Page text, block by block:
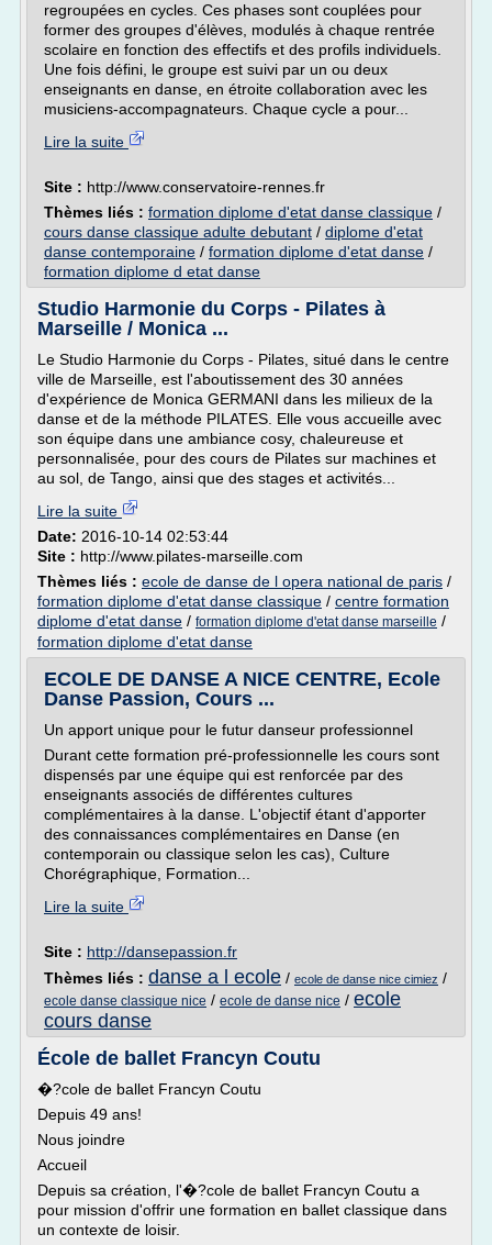
regroupées en cycles. Ces phases sont couplées pour
former des groupes d'élèves, modulés à chaque rentrée
scolaire en fonction des effectifs et des profils individuels.
Une fois défini, le groupe est suivi par un ou deux
enseignants en danse, en étroite collaboration avec les
musiciens-accompagnateurs. Chaque cycle a pour...
Lire la suite
Site : http://www.conservatoire-rennes.fr
Thèmes liés : formation diplome d'etat danse classique /
cours danse classique adulte debutant / diplome d'etat
danse contemporaine / formation diplome d'etat danse /
formation diplome d etat danse
Studio Harmonie du Corps - Pilates à
Marseille / Monica ...
Le Studio Harmonie du Corps - Pilates, situé dans le centre
ville de Marseille, est l'aboutissement des 30 années
d'expérience de Monica GERMANI dans les milieux de la
danse et de la méthode PILATES. Elle vous accueille avec
son équipe dans une ambiance cosy, chaleureuse et
personnalisée, pour des cours de Pilates sur machines et
au sol, de Tango, ainsi que des stages et activités...
Lire la suite
Date: 2016-10-14 02:53:44
Site : http://www.pilates-marseille.com
Thèmes liés : ecole de danse de l opera national de paris /
formation diplome d'etat danse classique / centre formation
diplome d'etat danse / formation diplome d'etat danse marseille /
formation diplome d'etat danse
ECOLE DE DANSE A NICE CENTRE, Ecole
Danse Passion, Cours ...
Un apport unique pour le futur danseur professionnel
Durant cette formation pré-professionnelle les cours sont
dispensés par une équipe qui est renforcée par des
enseignants associés de différentes cultures
complémentaires à la danse. L'objectif étant d'apporter
des connaissances complémentaires en Danse (en
contemporain ou classique selon les cas), Culture
Chorégraphique, Formation...
Lire la suite
Site : http://dansepassion.fr
Thèmes liés : danse a l ecole / ecole de danse nice cimiez /
ecole danse classique nice / ecole de danse nice / ecole
cours danse
École de ballet Francyn Coutu
�?cole de ballet Francyn Coutu
Depuis 49 ans!
Nous joindre
Accueil
Depuis sa création, l'�?cole de ballet Francyn Coutu a
pour mission d'offrir une formation en ballet classique dans
un contexte de loisir.